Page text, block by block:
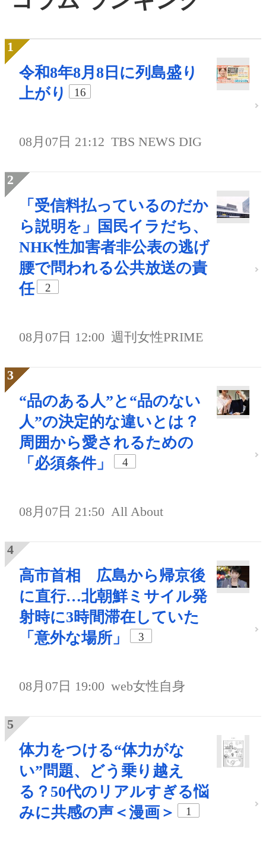
令和8年8月8日に列島盛り
上がり
16
08月07日 21:12 TBS NEWS DIG
「受信料払っているのだか
ら説明を」国民イラだち、
NHK性加害者非公表の逃げ
腰で問われる公共放送の責
任
2
08月07日 12:00 週刊女性PRIME
“品のある人”と“品のない
人”の決定的な違いとは？
周囲から愛されるための
「必須条件」
4
08月07日 21:50 All About
高市首相 広島から帰京後
に直行…北朝鮮ミサイル発
射時に3時間滞在していた
「意外な場所」
3
08月07日 19:00 web女性自身
体力をつける“体力がな
い”問題、どう乗り越え
る？50代のリアルすぎる悩
みに共感の声＜漫画＞
1